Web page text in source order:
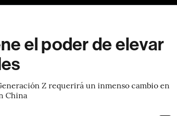
el poder de elevar
Z requerirá un inmenso cambio en
China